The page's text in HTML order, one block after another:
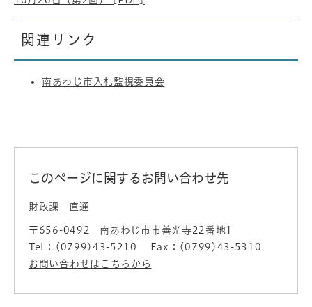
関連リンク
南あわじ市入札監視委員会
このページに関するお問い合わせ先
財政課 直通
〒656-0492
南あわじ市市善光寺22番地1
Tel：(0799)43-5210
Fax：(0799)43-5310
お問い合わせはこちらから